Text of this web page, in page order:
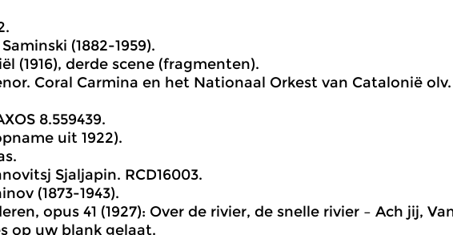
(1882-1959).
(1916), derde scene (fragmenten).
Coral Carmina en het Nationaal Orkest van Catalonië olv.
8.559439.
uit 1922).
Sjaljapin. RCD16003.
(1873-1943).
opus 41 (1927): Over de rivier, de snelle rivier – Ach jij,
op uw blank gelaat.